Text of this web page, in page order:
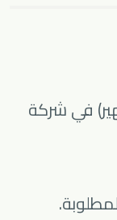
في شركة